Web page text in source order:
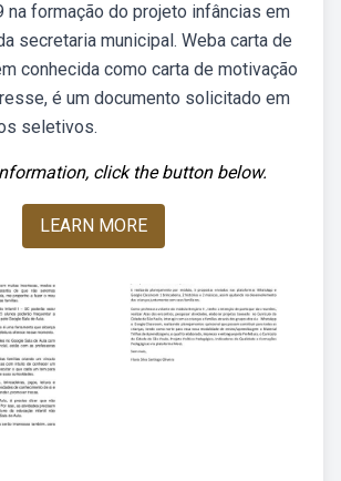
na formação do projeto infâncias em
secretaria municipal. Weba carta de
conhecida como carta de motivação
é um documento solicitado em
seletivos.
click the button below.
LEARN MORE